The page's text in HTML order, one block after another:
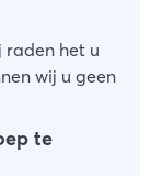
raden het u
wij u geen
te